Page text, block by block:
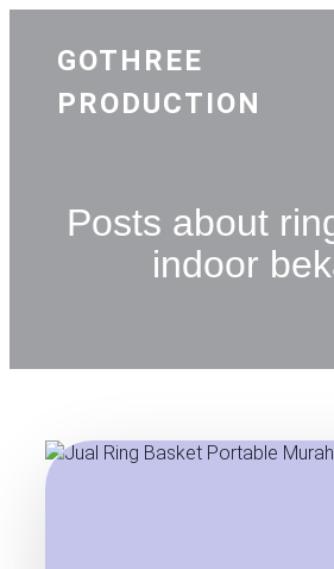
GOTHREE
PRODUCTION
Posts about
indoor